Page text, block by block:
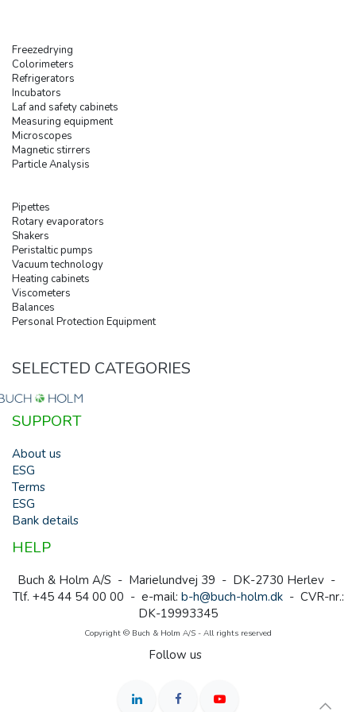
Freezedrying
Colorimeters
Refrigerators
Incubators
Laf and safety cabinets
Measuring equipment
Microscopes
Magnetic stirrers
Particle Analysis
Pipettes
Rotary evaporators
Shakers
Peristaltic pumps
Vacuum technology
Heating cabinets
Viscometers
Balances
Personal Protection Equipment
SELECTED CATEGORIES
SUPPORT
About us
ESG
Terms
ESG
Bank details
HELP
Buch & Holm A/S - Marielundvej 39 - DK-2730 Herlev -
Tlf. +45 44 54 00 00 - e-mail: b-h@buch-holm.dk- CVR-nr.:
DK-19993345
Copyright © Buch & Holm A/S - All rights reserved
Follow us